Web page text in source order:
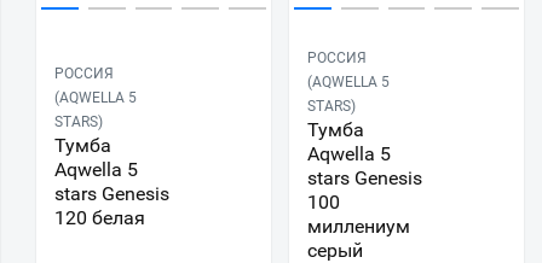
РОССИЯ
(AQWELLA 5
STARS)
Тумба
Aqwella 5
stars Genesis
120 белая
РОССИЯ
(AQWELLA 5
STARS)
Тумба
Aqwella 5
stars Genesis
100
миллениум
серый